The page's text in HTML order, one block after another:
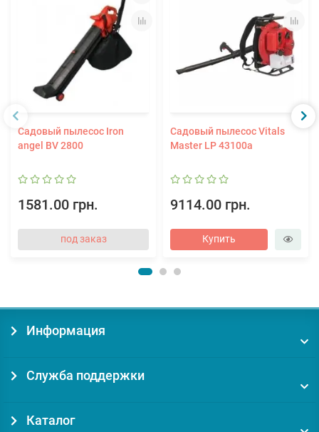
Садовый пылесос Iron
angel BV 2800
1581.00 грн.
под заказ
Садовый пылесос Vitals
Master LP 43100a
9114.00 грн.
Купить
Информация
Служба поддержки
Каталог